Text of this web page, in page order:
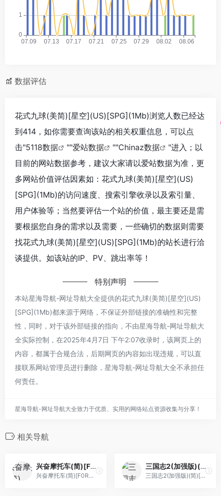
数据评估
花式九球(美简)[星空](US)[SPG](1Mb)浏览人数已经达
到414，如你需要查询该站的相关权重信息，可以点
击"5118数据 ""爱站数据 ""Chinaz数据
"进入；以
目前的网站数据参考，建议大家请以爱站数据为准，更
多网站价值评估因素如：花式九球(美简)[星空](US)
[SPG](1Mb)的访问速度、搜索引擎收录以及索引量、
用户体验等；当然要评估一个站的价值，最主要还是需
要根据您自身的需求以及需要，一些确切的数据则需要
找花式九球(美简)[星空](US)[SPG](1Mb)的站长进行洽
谈提供。如该站的IP、PV、跳出率等！
特别声明
本站星海导航-网址导航大全提供的花式九球(美简)[星空](US)
[SPG](1Mb)都来源于网络，不保证外部链接的准确性和完整
性，同时，对于该外部链接的指向，不由星海导航-网址导航大
全实际控制，在2025年4月7日 下午2:07收录时，该网页上的
内容，都属于合规合法，后期网页的内容如出现违规，可以直
接联系网站管理员进行删除，星海导航-网址导航大全不承担任
何责任。
星海导航-网址导航大全致力于优质、实用的网络站点资源收集与分享！
相关导航
兴奋摩托车(简)[F0REVERD](JU)[RAC](0.18Mb)
兴奋摩托车(简)[F0REVERD](JU)[RAC](0.18Mb)
三国志2(加强版)(简)[外星游戏大厅](JP)[SLG](6Mb)
三国志2(加强版)(简)[外星游戏大厅](JP)[SLG](6Mb)